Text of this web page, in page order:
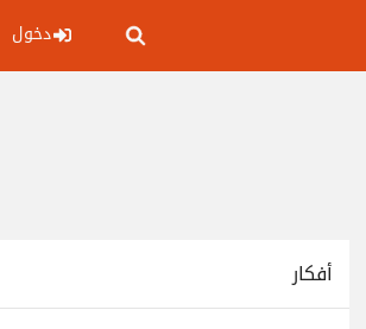
دخول
أفكار